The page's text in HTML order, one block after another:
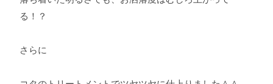
る！？
さらに